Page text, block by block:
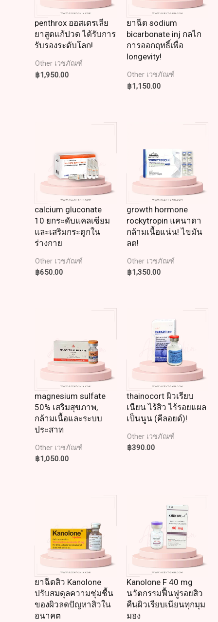
penthrox ออสเตรเลีย
ยาสูดแก้ปวด ได้รับการ
รับรองระดับโลก!
Other เวชภัณฑ์
฿1,950.00
ยาฉีด sodium
bicarbonate inj กลไก
การออกฤทธิ์เพื่อ
longevity!
Other เวชภัณฑ์
฿1,150.00
calcium gluconate
10 ยกระดับแคลเซียม
และเสริมกระดูกใน
ร่างกาย
Other เวชภัณฑ์
฿650.00
growth hormone
rockytropin แคนาดา
กล้ามเนื้อแน่น! ไขมัน
ลด!
Other เวชภัณฑ์
฿1,350.00
magnesium sulfate
50% เสริมสุขภาพ,
กล้ามเนื้อและระบบ
ประสาท
Other เวชภัณฑ์
฿1,050.00
thainocort ผิวเรียบ
เนียน ไร้สิว ไร้รอยแผล
เป็นนูน (คีลอยด์)!
Other เวชภัณฑ์
฿390.00
ยาฉีดสิว Kanolone
ปรับสมดุลความชุ่มชื้น
ของผิวลดปัญหาสิวใน
อนาคต
Kanolone F 40 mg
นวัตกรรมฟื้นฟูรอยสิว
คืนผิวเรียบเนียนทุกมุม
มอง